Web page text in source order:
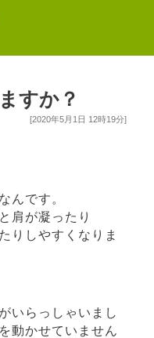
すか？
[2020年5月1日 12時19分]
んです。
肩が凝ったり
りしやすくなりま
いらっしゃいまし
動かせていません